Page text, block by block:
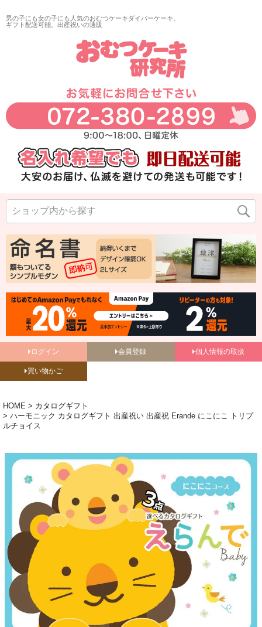
男の子にも女の子にも人気のおむつケーキダイパーケーキ。
ギフト配送可能。出産祝いの通販
ログイン 会員登録 個人情報の取扱
買い物かご
HOME
カタログギフト
ハーモニック カタログギフト 出産祝い 出産祝 Erande にこにこ トリプ
ルチョイス